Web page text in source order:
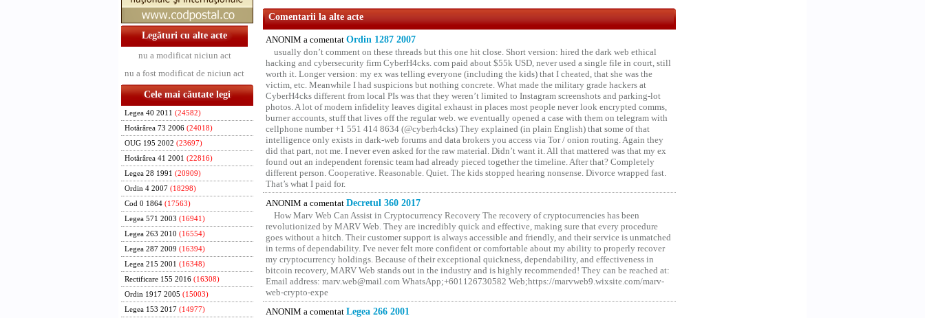
Legături cu alte acte
nu a modificat niciun act
nu a fost modificat de niciun act
Cele mai căutate legi
Legea 40 2011 (24582)
Hotărârea 73 2006 (24018)
OUG 195 2002 (23697)
Hotărârea 41 2001 (22816)
Legea 28 1991 (20909)
Ordin 4 2007 (18298)
Cod 0 1864 (17563)
Legea 571 2003 (16941)
Legea 263 2010 (16554)
Legea 287 2009 (16394)
Legea 215 2001 (16348)
Rectificare 155 2016 (16308)
Ordin 1917 2005 (15003)
Legea 153 2017 (14977)
Comentarii la alte acte
ANONIM a comentat Ordin 1287 2007
usually don’t comment on these threads but this one hit close. Short version: hired the dark web ethical
hacking and cybersecurity firm CyberH4cks. com paid about $55k USD, never used a single file in court, still
worth it. Longer version: my ex was telling everyone (including the kids) that I cheated, that she was the
victim, etc. Meanwhile I had suspicions but nothing concrete. What made the military grade hackers at
CyberH4cks different from local PIs was that they weren’t limited to Instagram screenshots and parking-lot
photos. A lot of modern infidelity leaves digital exhaust in places most people never look encrypted comms,
burner accounts, stuff that lives off the regular web. we eventually opened a case with them on telegram with
cellphone number +1 551 414 8634 (@cyberh4cks) They explained (in plain English) that some of that
intelligence only exists in dark-web forums and data brokers you access via Tor / onion routing. Again they
did that part, not me. I never even asked for the raw material. Didn’t want it. All that mattered was that my ex
found out an independent forensic team had already pieced together the timeline. After that? Completely
different person. Cooperative. Reasonable. Quiet. The kids stopped hearing nonsense. Divorce wrapped fast.
That’s what I paid for.
ANONIM a comentat Decretul 360 2017
How Marv Web Can Assist in Cryptocurrency Recovery The recovery of cryptocurrencies has been
revolutionized by MARV Web. They are incredibly quick and effective, making sure that every procedure
goes without a hitch. Their customer support is always accessible and friendly, and their service is unmatched
in terms of dependability. I've never felt more confident or comfortable about my ability to properly recover
my cryptocurrency holdings. Because of their exceptional quickness, dependability, and effectiveness in
bitcoin recovery, MARV Web stands out in the industry and is highly recommended! They can be reached at:
Email address: marv.web@mail.com WhatsApp;+601126730582 Web;https://marvweb9.wixsite.com/marv-
web-crypto-expe
ANONIM a comentat Legea 266 2001